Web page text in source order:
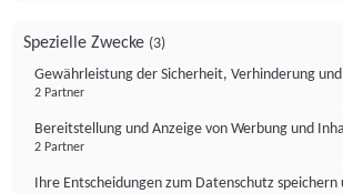
Spezielle Zwecke (3)
Gewährleistung der Sicherheit, Verhinderung
2 Partner
Bereitstellung und Anzeige von Werbung und
2 Partner
Ihre Entscheidungen zum Datenschutz